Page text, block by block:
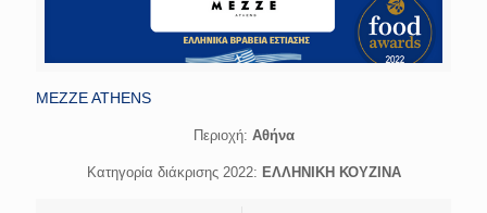
MEZZE ATHENS
Περιοχή: Αθήνα
Κατηγορία διάκρισης 2022: ΕΛΛΗΝΙΚΗ ΚΟΥΖΙΝΑ